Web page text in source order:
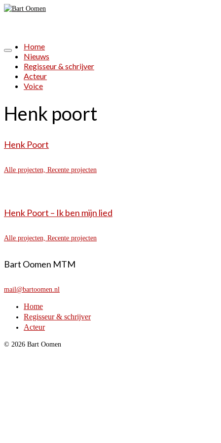
Home
Nieuws
Regisseur & schrijver
Acteur
Voice
Henk poort
Henk Poort
Alle projecten, Recente projecten
Henk Poort – Ik ben mijn lied
Alle projecten, Recente projecten
Bart Oomen MTM
mail@bartoomen.nl
Home
Regisseur & schrijver
Acteur
© 2026 Bart Oomen